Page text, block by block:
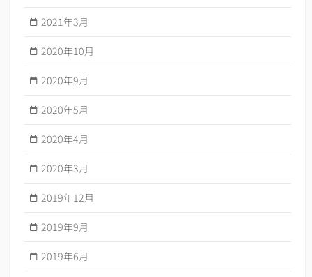
2021年3月
2020年10月
2020年9月
2020年5月
2020年4月
2020年3月
2019年12月
2019年9月
2019年6月